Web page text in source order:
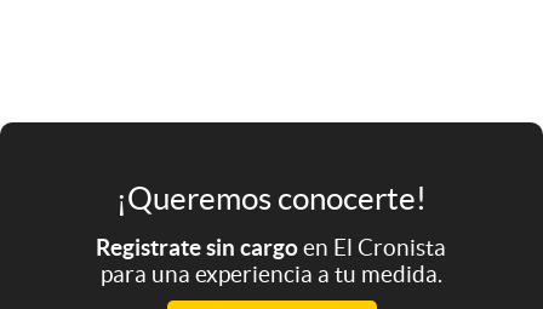
¡Queremos conocerte!
Registrate sin cargoen El Cronista
para una experiencia a tu medida.